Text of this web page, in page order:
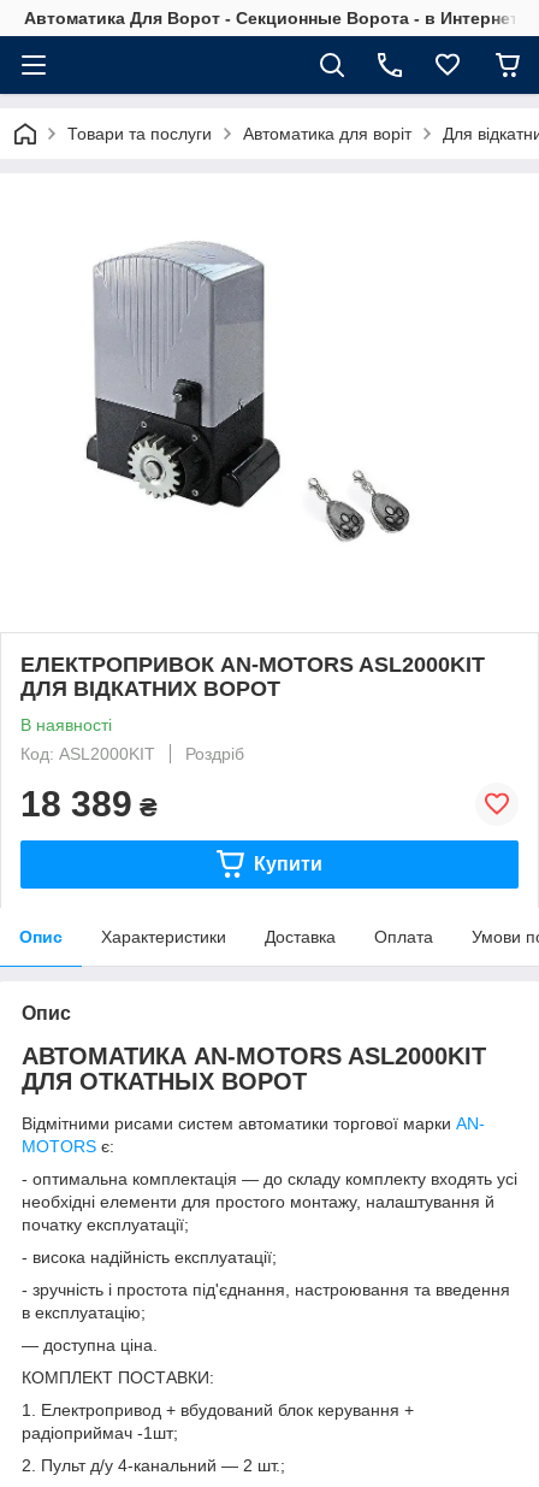
Автоматика Для Ворот - Секционные Ворота - в Интернет
Товари та послуги Автоматика для воріт Для
ЕЛЕКТРОПРИВОК AN-MOTORS ASL2000KIT
ДЛЯ ВІДКАТНИХ ВОРОТ
В наявності
Код: ASL2000KIT
Роздріб
18 389 ₴
Купити
Опис Характеристики Доставка Оплата Умови
Опис
АВТОМАТИКА AN-MOTORS ASL2000KIT
ДЛЯ ОТКАТНЫХ ВОРОТ
Відмітними рисами систем автоматики торгової марки AN-
MOTORS є:
- оптимальна комплектація — до складу комплекту входять усі
необхідні елементи для простого монтажу, налаштування й
початку експлуатації;
- висока надійність експлуатації;
- зручність і простота під'єднання, настроювання та введення
в експлуатацію;
— доступна ціна.
КОМПЛЕКТ ПОСТАВКИ:
1. Електропривод + вбудований блок керування +
радіоприймач -1шт;
2. Пульт д/у 4-канальний — 2 шт.;